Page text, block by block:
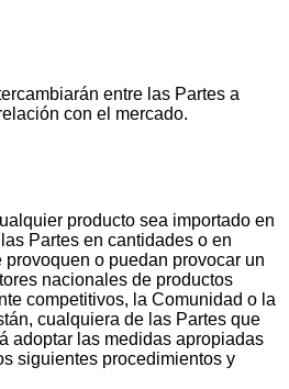
entre las Partes a
con el mercado.
producto sea importado en
Partes en cantidades o en
o puedan provocar un
nacionales de productos
competitivos, la Comunidad o la
cualquiera de las Partes que
adoptar las medidas apropiadas
siguientes procedimientos y